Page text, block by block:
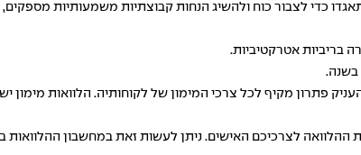
כדי לצבור כוח ולהשיג הנחות קבוצתיות משמעותיות
בריביות אטרקטיביות.
בשנה.
פתרון מקיף לכל צרכי המימון של לקוחותיה. הלוואות מימון
ההלוואה לצרכיכם האישים. ניתן לעשות זאת במחשבון ההלוואות